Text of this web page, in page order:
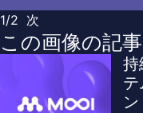
1/2 次
この画像の記
持